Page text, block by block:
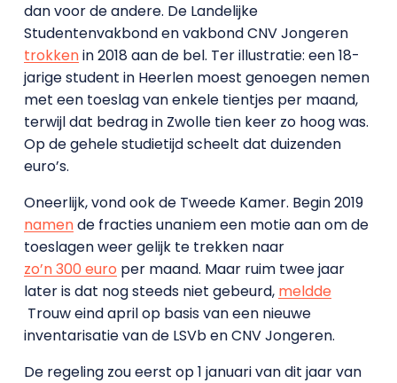
dan voor de andere. De Landelijke
Studentenvakbond en vakbond CNV Jongeren
trokkenin 2018 aan de bel. Ter illustratie: een 18-
jarige student in Heerlen moest genoegen nemen
met een toeslag van enkele tientjes per maand,
terwijl dat bedrag in Zwolle tien keer zo hoog was.
Op de gehele studietijd scheelt dat duizenden
euro’s.
Oneerlijk, vond ook de Tweede Kamer. Begin 2019
namende fracties unaniem een motie aan om de
toeslagen weer gelijk te trekken naar
zo’n 300 euro per maand. Maar ruim twee jaar
later is dat nog steeds niet gebeurd, meldde
Trouw eind april op basis van een nieuwe
inventarisatie van de LSVb en CNV Jongeren.
De regeling zou eerst op 1 januari van dit jaar van